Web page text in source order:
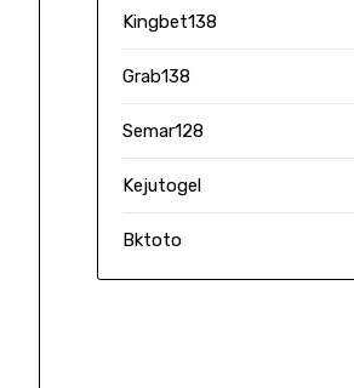
Kingbet138
Grab138
Semar128
Kejutogel
Bktoto